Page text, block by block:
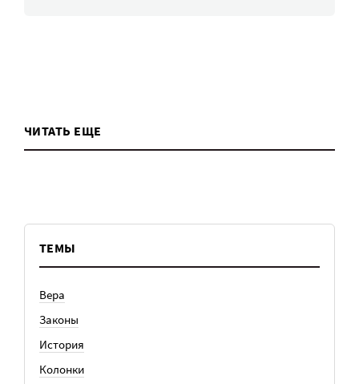
ЧИТАТЬ ЕЩЕ
ТЕМЫ
Вера
Законы
История
Колонки